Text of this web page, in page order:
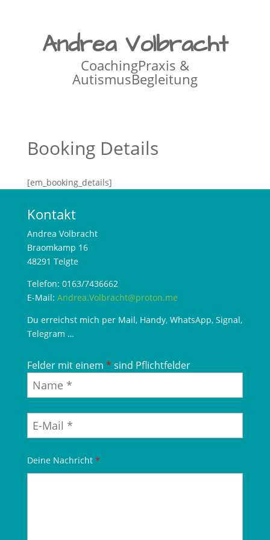
Andrea Volbracht
CoachingPraxis &
AutismusBegleitung
Booking Details
[em_booking_details]
Kontakt
Andrea Volbracht
Braomkamp 16
48291 Telgte
Telefon: 0163/7436662
E-Mail: Andrea.Volbracht@proton.me
Du erreichst mich per Mail, Handy, WhatsApp, Signal,
Telegram …
Felder mit einem * sind Pflichtfelder
Deine Nachricht *